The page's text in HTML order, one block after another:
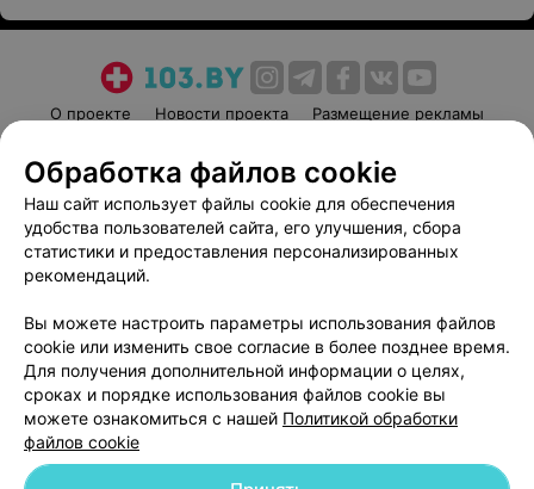
О проекте Новости проекта
Размещение рекламы
Пользовательское соглашение
Способы оплаты
Вакансии
Партнеры
Написать руководителю 103.by
Обработка персональных данных
Обработка файлов cookie
Наш сайт использует файлы cookie для обеспечения
удобства пользователей сайта, его улучшения, сбора
статистики и предоставления персонализированных
рекомендаций.
Вы можете настроить параметры использования файлов
cookie или изменить свое согласие в более позднее время.
Для получения дополнительной информации о целях,
сроках и порядке использования файлов cookie вы
можете ознакомиться с нашей Политикой обработки
файлов cookie